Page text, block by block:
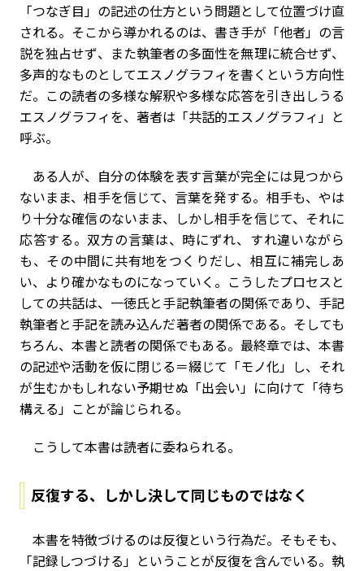
「つなぎ目」の記述の仕方という問題として位置づけ直
される。そこから導かれるのは、書き手が「他者」の言
説を独占せず、また執筆者の多面性を無理に統合せず、
多声的なものとしてエスノグラフィを書くという方向性
だ。この読者の多様な解釈や多様な応答を引き出しうる
エスノグラフィを、著者は「共話的エスノグラフィ」と
呼ぶ。
ある人が、自分の体験を表す言葉が完全には見つから
ないまま、相手を信じて、言葉を発する。相手も、やは
り十分な確信のないまま、しかし相手を信じて、それに
応答する。双方の言葉は、時にずれ、すれ違いながら
も、その中間に共有地をつくりだし、相互に補完しあ
い、より確かなものになっていく。こうしたプロセスと
しての共話は、一徳氏と手記執筆者の関係であり、手記
執筆者と手記を読み込んだ著者の関係である。そしても
ちろん、本書と読者の関係でもある。最終章では、本書
の記述や活動を仮に閉じる＝綴じて「モノ化」し、それ
が生むかもしれない予期せぬ「出会い」に向けて「待ち
構える」ことが論じられる。
こうして本書は読者に委ねられる。
反復する、しかし決して同じものではなく
本書を特徴づけるのは反復という行為だ。そもそも、
「記録しつづける」ということが反復を含んでいる。執